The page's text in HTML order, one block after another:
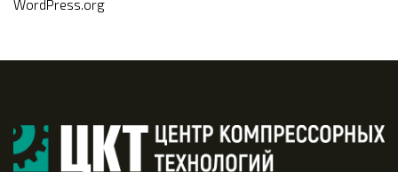
WordPress.org